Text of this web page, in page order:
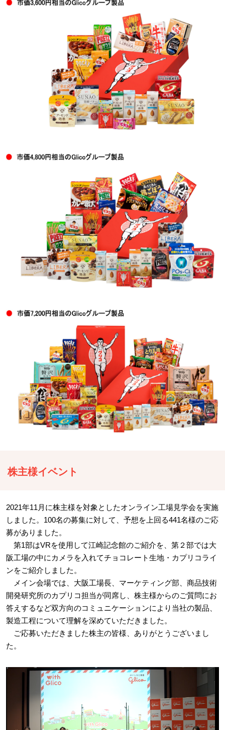
株主様イベント
2021年11月に株主様を対象としたオンライン工場見学会を実施
しました。100名の募集に対して、予想を上回る441名様のご応
募がありました。
第1部はVRを使用して江崎記念館のご紹介を、第２部では大
阪工場の中にカメラを入れてチョコレート生地・カプリコライ
ンをご紹介しました。
メイン会場では、大阪工場長、マーケティング部、商品技術
開発研究所のカプリコ担当が同席し、株主様からのご質問にお
答えするなど双方向のコミュニケーションにより当社の製品、
製造工程について理解を深めていただきました。
ご応募いただきました株主の皆様、ありがとうございまし
た。